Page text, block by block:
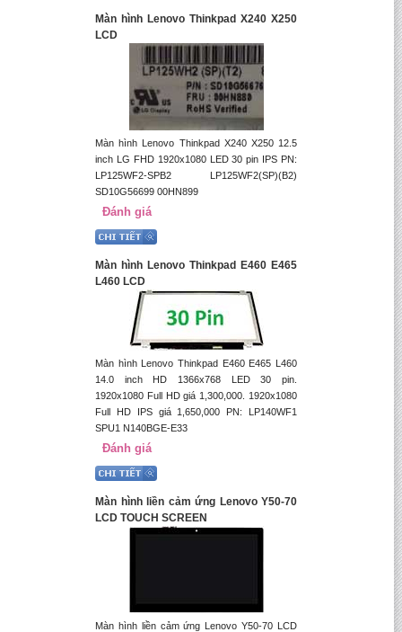
Màn hình Lenovo Thinkpad X240 X250
LCD
Màn hình Lenovo Thinkpad X240 X250 12.5
inch LG FHD 1920x1080 LED 30 pin IPS PN:
LP125WF2-SPB2 LP125WF2(SP)(B2)
SD10G56699 00HN899
Đánh giá
Màn hình Lenovo Thinkpad E460 E465
L460 LCD
Màn hình Lenovo Thinkpad E460 E465 L460
14.0 inch HD 1366x768 LED 30 pin.
1920x1080 Full HD giá 1,300,000. 1920x1080
Full HD IPS giá 1,650,000 PN: LP140WF1
SPU1 N140BGE-E33
Đánh giá
Màn hình liền cảm ứng Lenovo Y50-70
LCD TOUCH SCREEN
Màn hình liền cảm ứng Lenovo Y50-70 LCD